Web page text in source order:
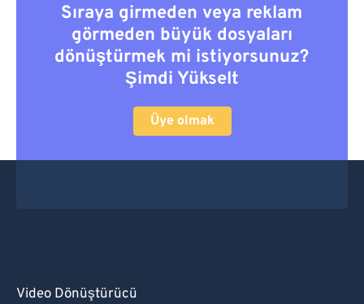
Sıraya girmeden veya reklam
görmeden büyük dosyaları
dönüştürmek mi istiyorsunuz?
Şimdi Yükselt
Üye olmak
Video Dönüştürücü